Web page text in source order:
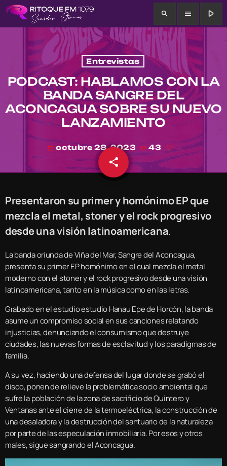
search menu play_arrow
Entrevistas
PODCAST: HABLAMOS CON LA
BANDA SANGRE DEL
ACONCAGUA SOBRE SU NUEVO
LANZAMIENTO
today octubre 28, 2023 43
share
email
Presentaron su primer y homónimo EP que
mezcla el metal, stoner y el rock progresivo
desde una visión latinoamericana.
La banda oriunda de Viña del Mar, Sangre del Aconcagua,
presenta su primer EP homónimo en el cual mezcla el metal
moderno con el stoner y el rock progresivo desde una visión
latinoamericana, tanto en la música como en las letras.
Grabado en el estudio estudio Hanau Epe de Horcón, la banda
asume un compromiso social en sus canciones relatando
injusticias, denunciando el consumismo que destruye
ciudades, las nuevas formas de esclavitud y los paradigmas de
familia.
A su vez, haciendo una defensa del lugar donde se grabó el
disco, ponen de relieve la problemática socio ambiental que
sufre la población de la zona de sacrificio de Quintero y
Ventanas ante el cierre de la termoeléctrica, la construcción de
una desaladora y la destrucción del santuario de la naturaleza
por parte de las especulación inmobiliaria. Por esos y otros
males, sigue sangrando el Aconcagua.